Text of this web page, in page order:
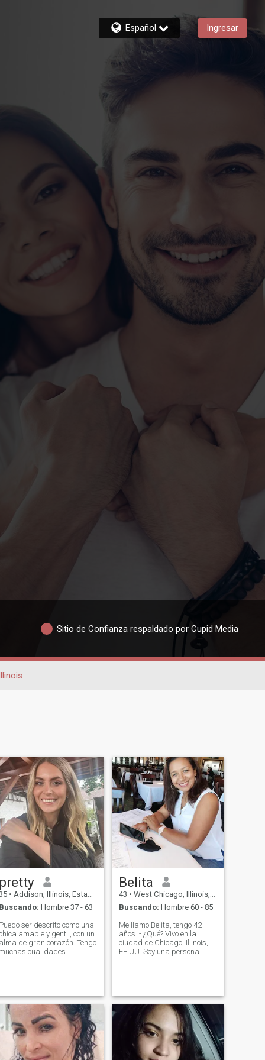
Español Ingresar
Sitio de Confianza respaldado por Cupid Media
pretty
• Addison, Illinois, Estados Unidos
Buscando: Hombre 37 - 63
Puedo ser descrito como una
amable y gentil, con un
alma de gran corazón. Tengo
muchas cualidades
y una chica
Belita
43 • West Chicago, Illinois, Estados Unidos
Buscando: Hombre 60 - 85
Me llamo Belita, tengo 42
años. - ¿Qué? Vivo en la
ciudad de Chicago, Illinois,
EE.UU. Soy una persona
belleza en los momentos
cotidianos. En mi tiempo
libre, me gusta leer, explorar
la ciudad, escuchar música
y probar nuevas ideas - a
veces con éxito, a veces solo
por diversión. Creo que la
risa es buena medicina, así